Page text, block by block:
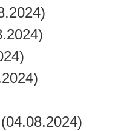
(04.08.2024)